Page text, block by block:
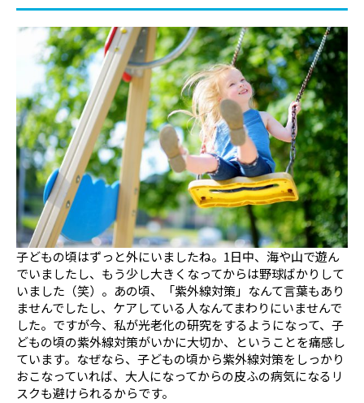
神崎 晶 小林 一広
小山 太郎 塩谷 信幸
鈴木 雄一
郎 竹中 洋史
知久 正明 辻村 晃
照島 雅之 中川 種昭
浜中 聡子 平山 信夫
福田 康孝 安田 吉宏
脇坂 長興 渡邊 康夫
子どもの頃はずっと外にいましたね。1日中、海や山で遊ん
でいましたし、もう少し大きくなってからは野球ばかりして
いました（笑）。あの頃、「紫外線対策」なんて言葉もあり
ませんでしたし、ケアしている人なんてまわりにいませんで
した。ですが今、私が光老化の研究をするようになって、子
どもの頃の紫外線対策がいかに大切か、ということを痛感し
ています。なぜなら、子どもの頃から紫外線対策をしっかり
おこなっていれば、大人になってからの皮ふの病気になるリ
スクも避けられるからです。